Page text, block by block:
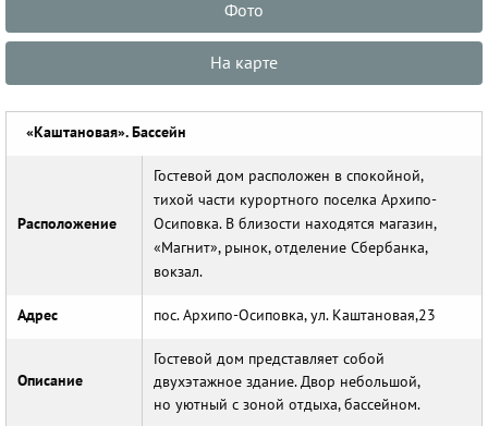
Фото
На карте
«Каштановая». Бассейн
Расположение
Гостевой дом расположен в спокойной,
тихой части курортного поселка Архипо-
Осиповка. В близости находятся магазин,
«Магнит», рынок, отделение Сбербанка,
вокзал.
Адрес пос. Архипо-Осиповка, ул. Каштановая,23
Описание
Гостевой дом представляет собой
двухэтажное здание. Двор небольшой,
но уютный с зоной отдыха, бассейном.